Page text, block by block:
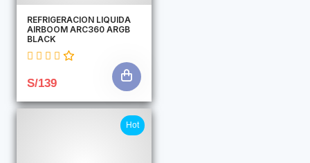
REFRIGERACION LIQUIDA
AIRBOOM ARC360 ARGB
BLACK
S/139
Hot